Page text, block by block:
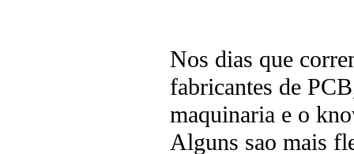
Nos dias que
fabricantes de
maquinaria e o
Alguns sao mais